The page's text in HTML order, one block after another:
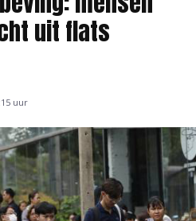
uit flats
uur